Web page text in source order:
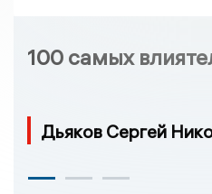
100 самых
Дьяков Сергей